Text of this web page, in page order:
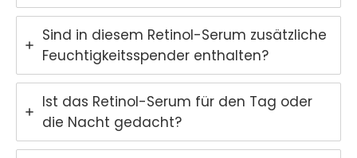
Sind in diesem Retinol-Serum zusätzliche
Feuchtigkeitsspender enthalten?
Ist das Retinol-Serum für den Tag oder
die Nacht gedacht?